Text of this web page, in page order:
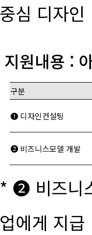
중심 디자인
지원내용 :
구분
❶ 디자인컨설팅
➋ 비즈니스모델 개발
* ➋ 비즈니
업에게 지급